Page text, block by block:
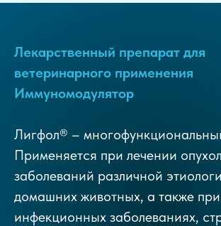
Лекарственный препарат для
ветеринарного применения
Иммуномодулятор
Лигфол® –
Применяется при лечении
заболеваний различной
домашних животных, а также при
инфекционных заболеваниях,